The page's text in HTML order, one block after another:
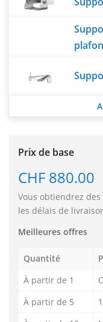
Prix de base
CHF 880.00
Vous obtiendrez
les délais de
Meilleures offres
Quantité
À partir de 1
À partir de 5